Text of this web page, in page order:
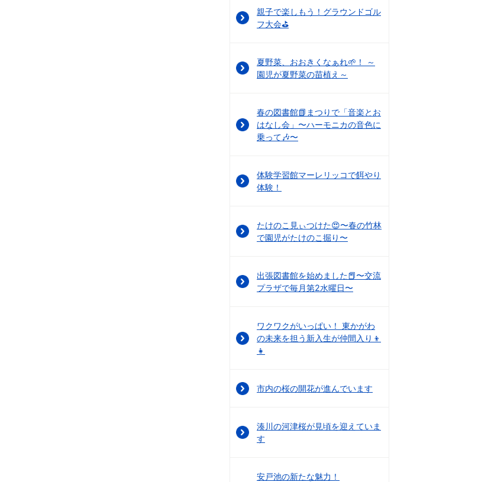
親子で楽しもう！グラウンドゴル
フ大会⛳
夏野菜、おおきくなぁれ🌱！ ～
園児が夏野菜の苗植え～
春の図書館📗まつりで「音楽とお
はなし会」〜ハーモニカの音色に
乗って🎶〜
体験学習館マーレリッコで餌やり
体験！
たけのこ見ぃつけた😍〜春の竹林
で園児がたけのこ掘り〜
出張図書館を始めました📕〜交流
プラザで毎月第2水曜日〜
ワクワクがいっぱい！ 東かがわ
の未来を担う新入生が仲間入り👦
👧
市内の桜の開花が進んでいます
湊川の河津桜が見頃を迎えていま
す
安戸池の新たな魅力！